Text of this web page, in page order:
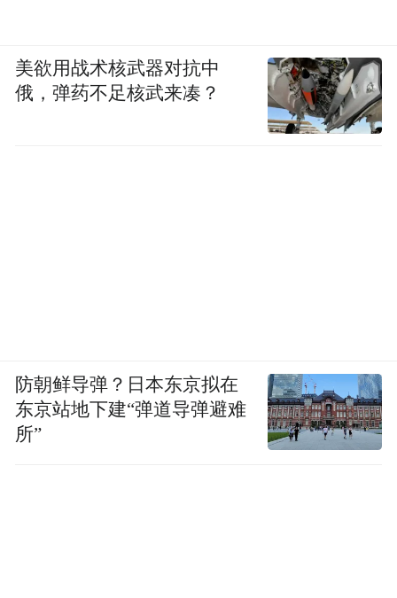
美欲用战术核武器对抗中
俄，弹药不足核武来凑？
防朝鲜导弹？日本东京拟在
东京站地下建“弹道导弹避难
所”